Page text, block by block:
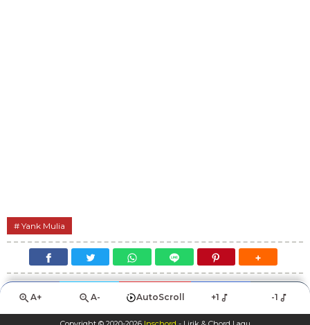
Yank Mulia
A+ A- AutoScroll +1 -1